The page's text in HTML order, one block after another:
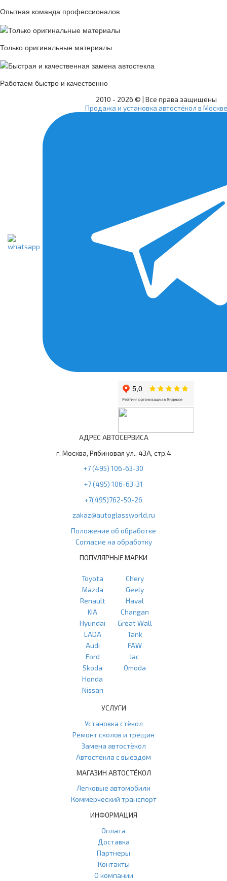
Опытная команда профессионалов
Только оригинальные материалы
Работаем быстро и качественно
2010 - 2026 © | Все права защищены
Продажа и установка автостёкол в Москве
АДРЕС АВТОСЕРВИСА
г. Москва, Рябиновая ул., 43А, стр.4
+7 (495) 106-63-30
+7 (495) 106-63-31
+7(495)762-50-26
zakaz@autoglassworld.ru
Положение об обработке
Согласие на обработку
ПОПУЛЯРНЫЕ МАРКИ
Toyota
Mazda
Renault
KIA
Hyundai
LADA
Audi
Ford
Skoda
Honda
Nissan
Chery
Geely
Haval
Changan
Great Wall
Tank
FAW
Jac
Omoda
УСЛУГИ
Установка стёкол
Ремонт сколов и трещин
Замена автостёкол
Автостёкла с выездом
МАГАЗИН АВТОСТЁКОЛ
Легковые автомобили
Коммерческий транспорт
ИНФОРМАЦИЯ
Оплата
Доставка
Партнеры
Контакты
О компании